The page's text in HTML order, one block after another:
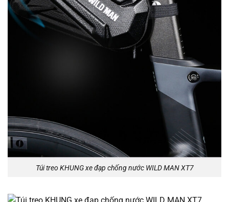
Túi treo KHUNG xe đạp chống nước WILD MAN XT7